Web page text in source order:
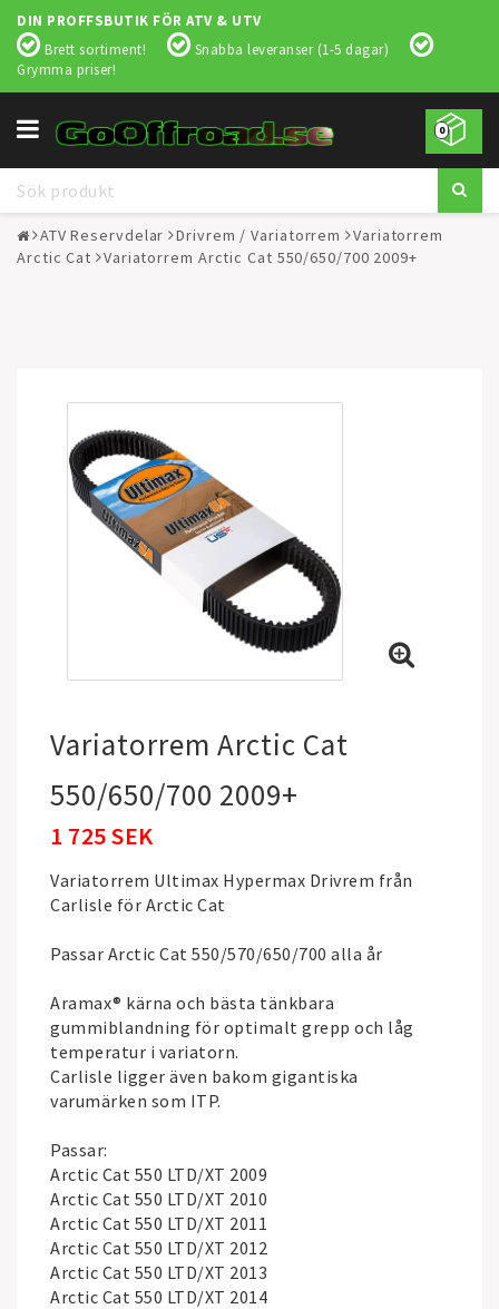
DIN PROFFSBUTIK FÖR ATV & UTV
Brett sortiment!
Snabba leveranser (1-5 dagar)
Grymma priser!
0
Toggle
navigation
ATV Reservdelar Drivrem / Variatorrem
Variatorrem
Arctic Cat
Variatorrem Arctic Cat 550/650/700 2009+
Variatorrem Arctic Cat
550/650/700 2009+
1 725 SEK
Variatorrem Ultimax Hypermax Drivrem från
Carlisle för Arctic Cat
Passar Arctic Cat 550/570/650/700 alla år
Aramax® kärna och bästa tänkbara
gummiblandning för optimalt grepp och låg
temperatur i variatorn.
Carlisle ligger även bakom gigantiska
varumärken som ITP.
Passar:
Arctic Cat 550 LTD/XT 2009
Arctic Cat 550 LTD/XT 2010
Arctic Cat 550 LTD/XT 2011
Arctic Cat 550 LTD/XT 2012
Arctic Cat 550 LTD/XT 2013
Arctic Cat 550 LTD/XT 2014